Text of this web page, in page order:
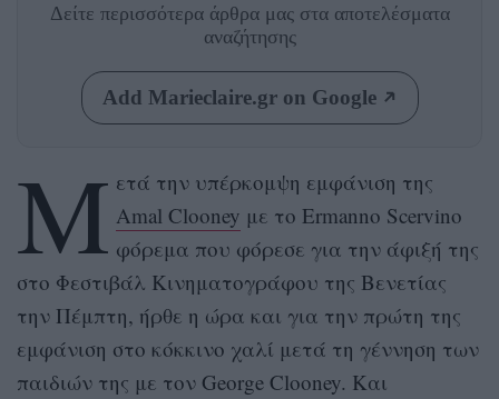
Δείτε περισσότερα άρθρα μας στα αποτελέσματα
αναζήτησης
Add Marieclaire.gr on Google
M ετά την υπέρκομψη εμφάνιση της
Amal Clooney με το Ermanno Scervino
φόρεμα που φόρεσε για την άφιξή της
στο Φεστιβάλ Κινηματογράφου της Βενετίας
την Πέμπτη, ήρθε η ώρα και για την πρώτη της
εμφάνιση στο κόκκινο χαλί μετά τη γέννηση των
παιδιών της με τον George Clooney. Και